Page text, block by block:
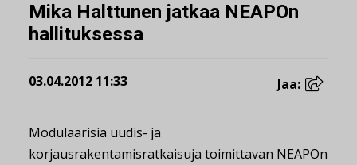
Mika Halttunen jatkaa NEAPOn
hallituksessa
03.04.2012 11:33 Jaa:
Modulaarisia uudis- ja
korjausrakentamisratkaisuja toimittavan NEAPOn